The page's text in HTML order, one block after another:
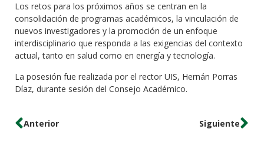
Los retos para los próximos años se centran en la
consolidación de programas académicos, la vinculación de
nuevos investigadores y la promoción de un enfoque
interdisciplinario que responda a las exigencias del contexto
actual, tanto en salud como en energía y tecnología.
La posesión fue realizada por el rector UIS, Hernán Porras
Díaz, durante sesión del Consejo Académico.
Anterior Siguiente